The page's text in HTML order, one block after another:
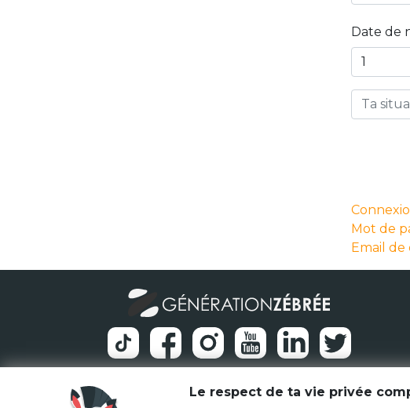
Date de
Year
Mot de
Email
Le respect de ta vie privée